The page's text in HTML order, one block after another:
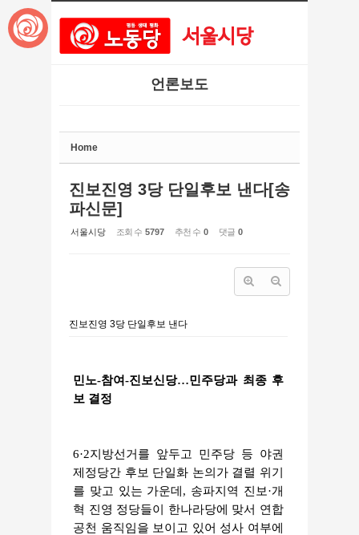
본문으로 바로가기
언론보도
Home
진보진영 3당 단일후보 낸다[송
파신문]
서울시당 조회 수 5797 추천 수 0 댓글 0
진보진영 3당 단일후보 낸다
민노-참여-진보신당…민주당과 최종 후
보 결정
6·2지방선거를 앞두고 민주당 등 야권
제정당간 후보 단일화 논의가 결렬 위기
를 맞고 있는 가운데, 송파지역 진보·개
혁 진영 정당들이 한나라당에 맞서 연합
공천 움직임을 보이고 있어 성사 여부에
Sketchbook5, 스케치북5
Sketchbook5, 스케치북5